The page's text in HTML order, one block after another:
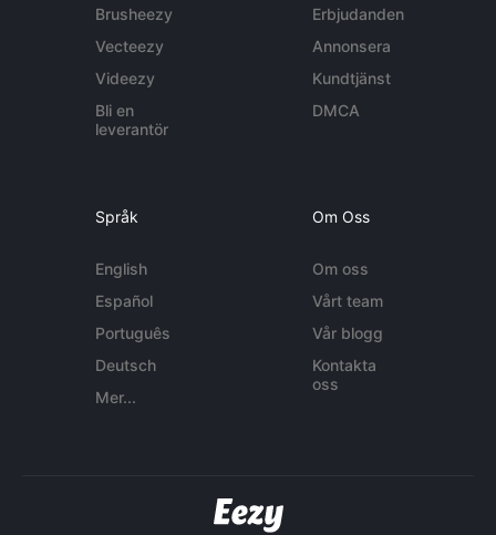
Brusheezy
Vecteezy
Videezy
Bli en
leverantör
Erbjudanden
Annonsera
Kundtjänst
DMCA
Språk
English
Español
Português
Deutsch
Mer...
Om Oss
Om oss
Vårt team
Vår blogg
Kontakta
oss